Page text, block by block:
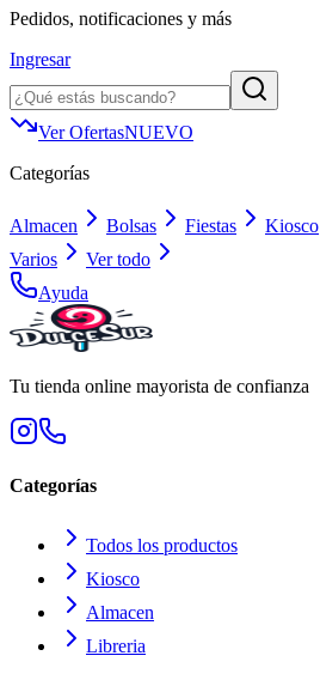
Pedidos, notificaciones y más
Ingresar
Ver OfertasNUEVO
Categorías
Almacen Bolsas Fiestas Kiosco
Varios
Ver todo
Ayuda
Tu tienda online mayorista de confianza
Categorías
Todos los productos
Kiosco
Almacen
Libreria